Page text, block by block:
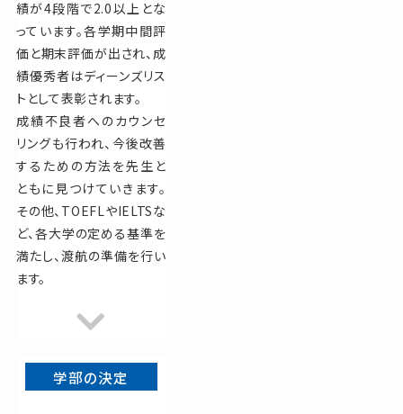
績が4段階で2.0以上とな
っています。各学期中間評
価と期末評価が出され、成
績優秀者はディーンズリス
トとして表彰されます。
成績不良者へのカウンセ
リングも行われ、今後改善
するための方法を先生と
ともに見つけていきます。
その他、TOEFLやIELTSな
ど、各大学の定める基準を
満たし、渡航の準備を行い
ます。
学部の決定